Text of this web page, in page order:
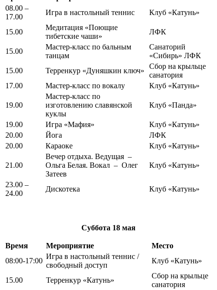
08.00 –
17.00
Игра в настольный теннис Клуб «Катунь»
15.00
Медитация «Поющие
тибетские чаши»
ЛФК
15.00
Мастер-класс по бальным
танцам
Санаторий
«Сибирь» ЛФК
15.00
Терренкур «Дуняшкин ключ»
Сбор на крыльце
санатория
17.00
Мастер-класс по вокалу Клуб «Катунь»
19.00
Мастер-класс по
изготовлению славянской
куклы
Клуб «Панда»
19.00 Игра «Мафия»
Клуб «Катунь»
20.00
Йога
ЛФК
20.00
Караоке Клуб «Катунь»
21.00
Вечер отдыха. Ведущая –
Ольга Белая. Вокал – Олег
Затеев
Клуб «Катунь»
23.00 –
24.00
Дискотека Клуб «Катунь»
Суббота 18 мая
Время Мероприятие
Место
08:00-17:00
Игра в настольный теннис /
свободный доступ
Клуб «Катунь»
15.00 Терренкур «Катунь»
Сбор на крыльце
санатория